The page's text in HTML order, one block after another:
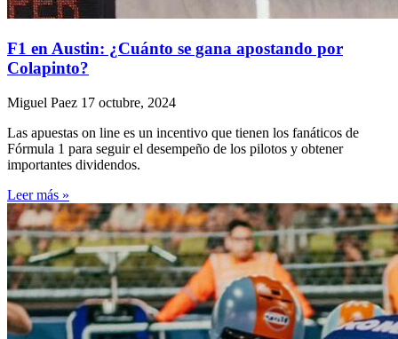
F1 en Austin: ¿Cuánto se gana apostando por
Colapinto?
Miguel Paez 17 octubre, 2024
Las apuestas on line es un incentivo que tienen los fanáticos de
Fórmula 1 para seguir el desempeño de los pilotos y obtener
importantes dividendos.
Leer más »